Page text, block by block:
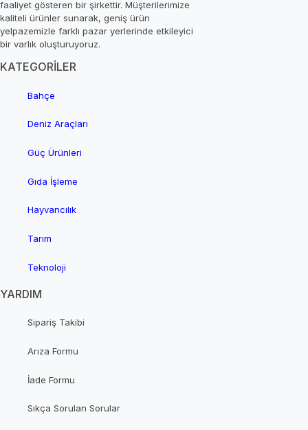
faaliyet gösteren bir şirkettir. Müşterilerimize
kaliteli ürünler sunarak, geniş ürün
yelpazemizle farklı pazar yerlerinde etkileyici
bir varlık oluşturuyoruz.
KATEGORİLER
Bahçe
Deniz Araçları
Güç Ürünleri
Gıda İşleme
Hayvancılık
Tarım
Teknoloji
YARDIM
Sipariş Takibi
Arıza Formu
İade Formu
Sıkça Sorulan Sorular